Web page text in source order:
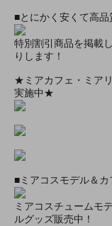
■とにかく安くて高
特別割引商品を掲載
りします！
★ミアカフェ・ミア
実施中★
■ミアコスモデル＆
ミアコスチュームモ
ルグッズ販売中！